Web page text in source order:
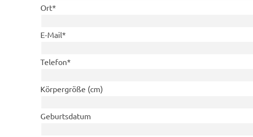
Pflichtfeld
Ort*
Pflichtfeld
E-Mail*
Pflichtfeld
Telefon*
Körpergröße (cm)
Geburtsdatum